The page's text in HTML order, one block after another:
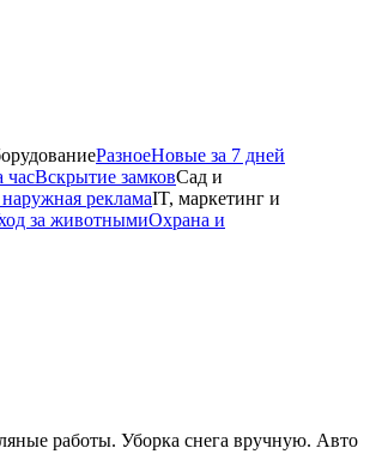
РазноеНовые за 7 дней
часВскрытие замковСад и
рекламаIT, маркетинг и
за животнымиОхрана и
работы. Уборка снега вручную. Авто